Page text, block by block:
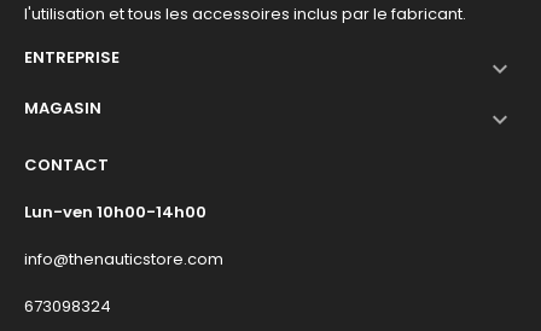
l'utilisation et tous les accessoires inclus par le fabricant.
ENTREPRISE

MAGASIN 
CONTACT
Lun-ven 10h00-14h00
info@thenauticstore.com
673098324